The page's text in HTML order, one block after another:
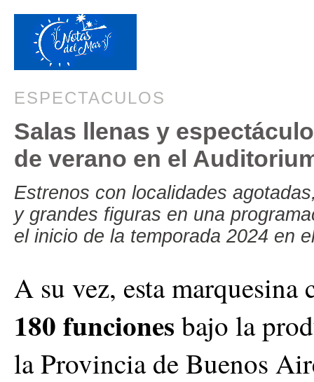
ESPECTACULOS
Salas llenas y
de verano en el
Estrenos con localidades
y grandes figuras en una
el inicio de la temporada 2024 en
A su vez, esta marquesina
180 funciones bajo la
la Provincia de Buenos